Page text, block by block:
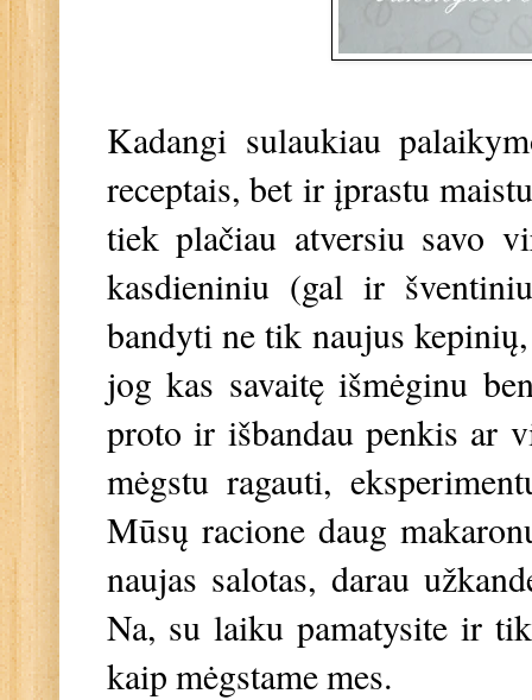
Kadangi sulaukiau
receptais, bet ir įprastu
tiek plačiau atversiu savo
kasdieniniu (gal ir
bandyti ne tik naujus
jog kas savaitę išmėginu
proto ir išbandau penkis ar
mėgstu ragauti,
Mūsų racione daug
naujas salotas, darau
Na, su laiku pamatysite ir
kaip mėgstame mes.